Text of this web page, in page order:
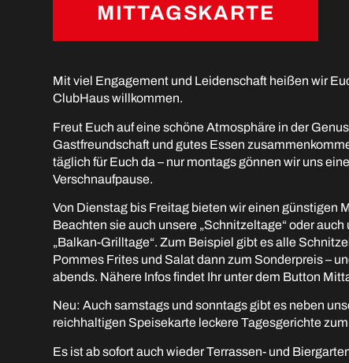
MITTAGSKARTE
Mit viel Engagement und Leidenschaft heißen wir
ClubHaus willkommen.
Freut Euch auf eine schöne Atmosphäre in der
Gastfreundschaft und gutes Essen
täglich für Euch da – nur montags gönnen wir uns eine
Verschnaufpause.
Von Dienstag bis Freitag bieten wir einen günstigen
Beachten sie auch unsere „Schnitzeltage“ oder auch
„Balkan-Grilltage“. Zum Beispiel gibt es alle
Pommes Frites und Salat dann zum Sonderpreis –
abends. Nähere Infos findet Ihr unter dem Button
Neu: Auch samstags und sonntags gibt es neben
reichhaltigen Speisekarte leckere Tagesgerichte
Es ist ab sofort auch wieder Terrassen- und